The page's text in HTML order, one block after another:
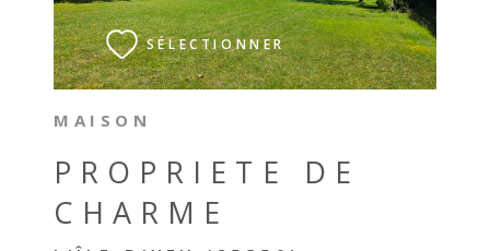
MAISON
PROPRIETE DE
CHARME
SÉLECTIONNER